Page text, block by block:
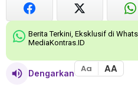
Berita Terkini, Eksklusif di
MediaKontras.ID
Dengarkan Aa AA